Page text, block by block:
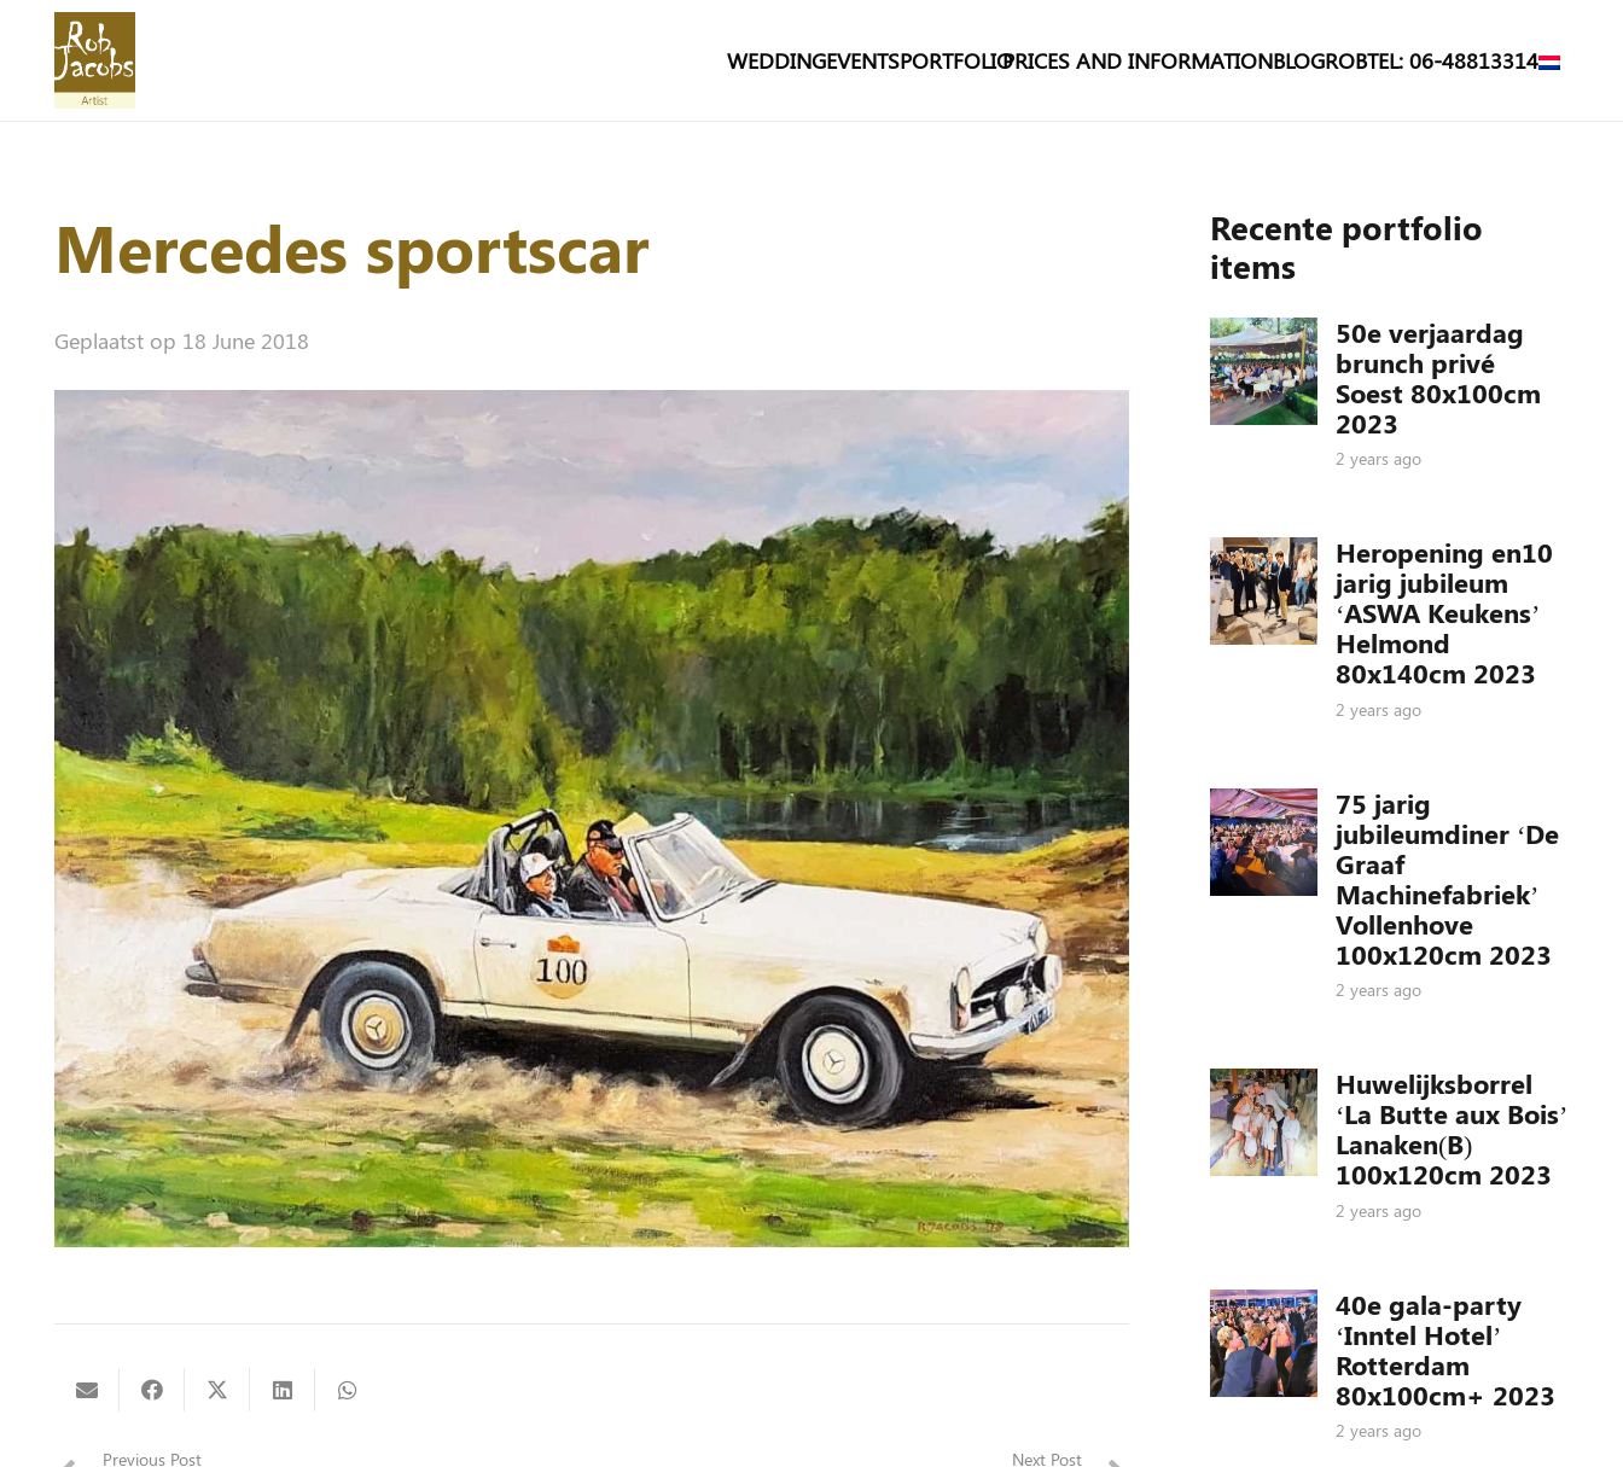
WEDDINGEVENTSPORTFOLIOPRICES AND INFORMATIONBLOGROBTEL: 06-48813314
Mercedes sportscar
Geplaatst op 18 June 2018
Previous Post Next Post
Recente portfolio
items
50e verjaardag
brunch privé
Soest 80x100cm
2023
2 years ago
Heropening en10
jarig jubileum
‘ASWA Keukens’
Helmond
80x140cm 2023
2 years ago
75 jarig
jubileumdiner ‘De
Graaf
Machinefabriek’
Vollenhove
100x120cm 2023
2 years ago
Huwelijksborrel
‘La Butte aux Bois’
Lanaken(B)
100x120cm 2023
2 years ago
40e gala-party
‘Inntel Hotel’
Rotterdam
80x100cm+ 2023
2 years ago